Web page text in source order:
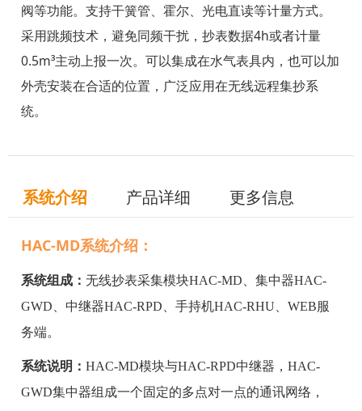
阀等功能。支持干簧管、霍尔、光电直读等计量方式。
采用跳频技术，避免同频干扰，抄表数据4h或者计量
0.5m³主动上报一次。可以集成在水气表具内，也可以加
外壳安装在合适的位置，广泛应用在无线远程集抄系
统。
系统介绍 产品详细 更多信息
HAC-MD系统介绍：
系统组成： 无线抄表采集模块HAC-MD、集中器HAC-
GWD、中继器HAC-RPD、手持机HAC-RHU、WEB服
务端。
系统说明： HAC-MD模块与HAC-RPD中继器，HAC-
GWD集中器组成一个固定的多点对一点的通讯网络，